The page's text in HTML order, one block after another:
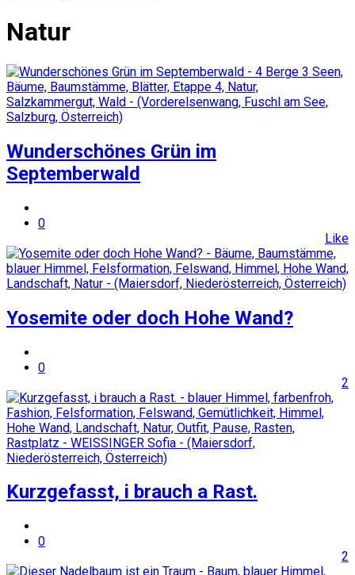
Natur
Wunderschönes Grün im
Septemberwald
0
Like
Yosemite oder doch Hohe Wand?
0
2
Kurzgefasst, i brauch a Rast.
0
2